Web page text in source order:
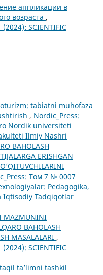
аппликации в
возраста ,
SCIENTIFIC
tabiatni muhofaza
, Nordic_Press:
Nordik universiteti
Ilmiy Nashri
BAHOLASH
ERISHGAN
Том 7 № 0007
Pedagogika,
Iqtisodiy Tadqiqotlar
MAZMUNINI
BAHOLASH
MASALALARI ,
SCIENTIFIC
taʼlimni tashkil